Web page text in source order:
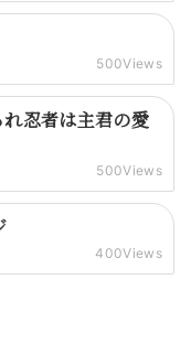
500Views
忍者は主君の愛
500Views
400Views